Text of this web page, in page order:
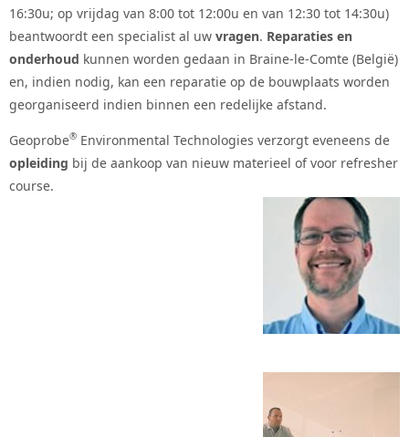
16:30u; op vrijdag van 8:00 tot 12:00u en van 12:30 tot 14:30u)
beantwoordt een specialist al uw vragen. Reparaties en
onderhoud kunnen worden gedaan in Braine-le-Comte (België)
en, indien nodig, kan een reparatie op de bouwplaats worden
georganiseerd indien binnen een redelijke afstand.
Geoprobe® Environmental Technologies verzorgt eveneens de
opleiding bij de aankoop van nieuw materieel of voor refresher
course.